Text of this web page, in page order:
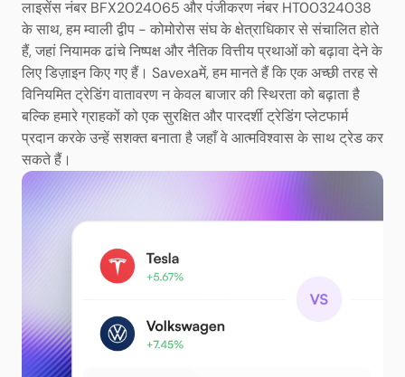
लाइसेंस नंबर BFX2024065 और पंजीकरण नंबर HT00324038
के साथ, हम म्वाली द्वीप - कोमोरोस संघ के क्षेत्राधिकार से संचालित होते
हैं, जहां नियामक ढांचे निष्पक्ष और नैतिक वित्तीय प्रथाओं को बढ़ावा देने के
लिए डिज़ाइन किए गए हैं। Savexaमें, हम मानते हैं कि एक अच्छी तरह से
विनियमित ट्रेडिंग वातावरण न केवल बाजार की स्थिरता को बढ़ाता है
बल्कि हमारे ग्राहकों को एक सुरक्षित और पारदर्शी ट्रेडिंग प्लेटफार्म
प्रदान करके उन्हें सशक्त बनाता है जहाँ वे आत्मविश्वास के साथ ट्रेड कर
सकते हैं।